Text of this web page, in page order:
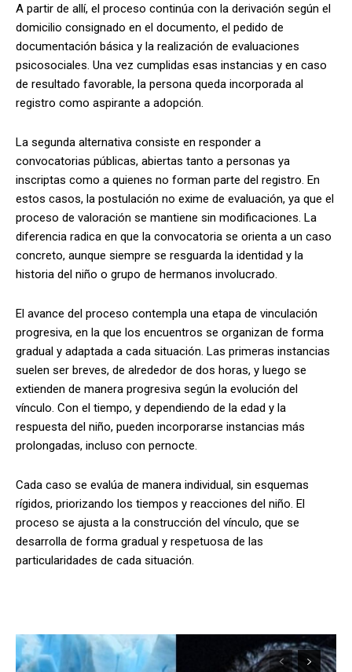
A partir de allí, el proceso continúa con la derivación según el
domicilio consignado en el documento, el pedido de
documentación básica y la realización de evaluaciones
psicosociales. Una vez cumplidas esas instancias y en caso
de resultado favorable, la persona queda incorporada al
registro como aspirante a adopción.
La segunda alternativa consiste en responder a
convocatorias públicas, abiertas tanto a personas ya
inscriptas como a quienes no forman parte del registro. En
estos casos, la postulación no exime de evaluación, ya que el
proceso de valoración se mantiene sin modificaciones. La
diferencia radica en que la convocatoria se orienta a un caso
concreto, aunque siempre se resguarda la identidad y la
historia del niño o grupo de hermanos involucrado.
El avance del proceso contempla una etapa de vinculación
progresiva, en la que los encuentros se organizan de forma
gradual y adaptada a cada situación. Las primeras instancias
suelen ser breves, de alrededor de dos horas, y luego se
extienden de manera progresiva según la evolución del
vínculo. Con el tiempo, y dependiendo de la edad y la
respuesta del niño, pueden incorporarse instancias más
prolongadas, incluso con pernocte.
Cada caso se evalúa de manera individual, sin esquemas
rígidos, priorizando los tiempos y reacciones del niño. El
proceso se ajusta a la construcción del vínculo, que se
desarrolla de forma gradual y respetuosa de las
particularidades de cada situación.